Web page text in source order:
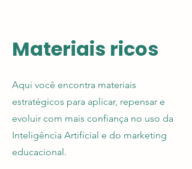
Materiais ricos
Aqui você encontra materiais
estratégicos para aplicar, repensar e
evoluir com mais confiança no uso da
Inteligência Artificial e do marketing
educacional.